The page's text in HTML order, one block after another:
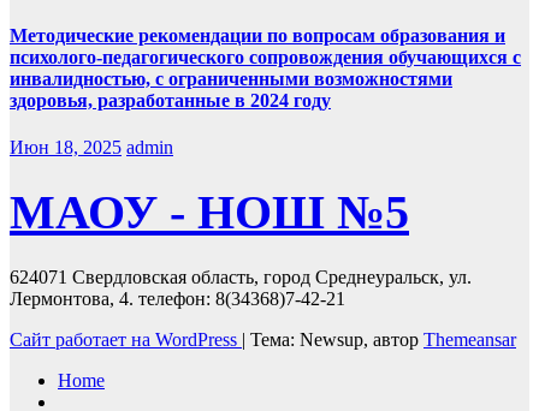
Методические рекомендации по вопросам образования и
психолого-педагогического сопровождения обучающихся с
инвалидностью, с ограниченными возможностями
здоровья, разработанные в 2024 году
Июн 18, 2025 admin
МАОУ - НОШ №5
624071 Свердловская область, город Среднеуральск, ул.
Лермонтова, 4. телефон: 8(34368)7-42-21
Сайт работает на WordPress | Тема: Newsup, автор Themeansar
Home